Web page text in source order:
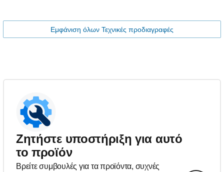
Εμφάνιση όλων Τεχνικές προδιαγραφές
Ζητήστε υποστήριξη για αυτό
το προϊόν
Βρείτε συμβουλές για τα προϊόντα, συχνές